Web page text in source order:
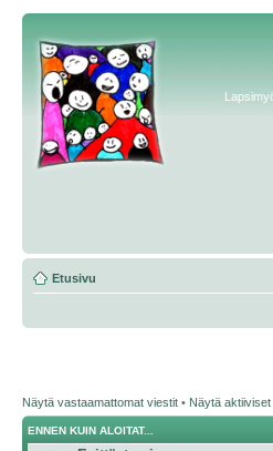
Etusivu
Näytä vastaamattomat viestit • Näytä
ENNEN KUIN ALOITAT...